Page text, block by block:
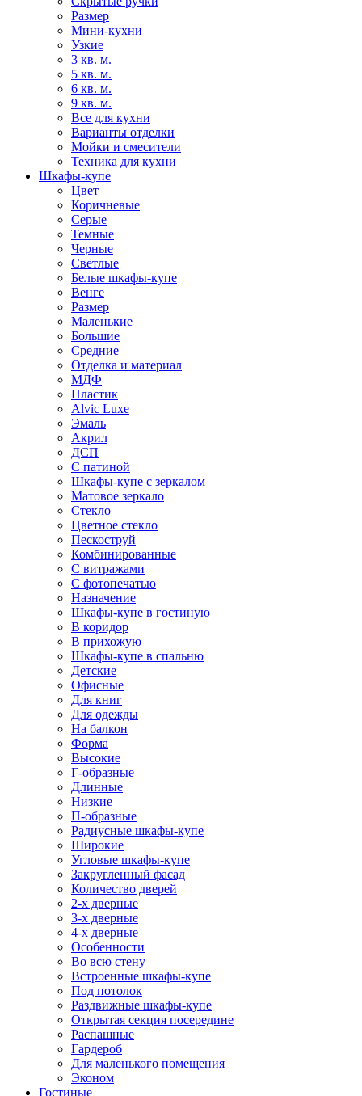
Размер
Мини-кухни
Узкие
3 кв. м.
5 кв. м.
6 кв. м.
9 кв. м.
Все для кухни
Варианты отделки
Мойки и смесители
Техника для кухни
Шкафы-купе
Цвет
Коричневые
Серые
Темные
Черные
Светлые
Белые шкафы-купе
Венге
Размер
Маленькие
Большие
Средние
Отделка и материал
МДФ
Пластик
Alvic Luxe
Эмаль
Акрил
ДСП
С патиной
Шкафы-купе с зеркалом
Матовое зеркало
Стекло
Цветное стекло
Пескоструй
Комбинированные
С витражами
С фотопечатью
Назначение
Шкафы-купе в гостиную
В коридор
В прихожую
Шкафы-купе в спальню
Детские
Офисные
Для книг
Для одежды
На балкон
Форма
Высокие
Г-образные
Длинные
Низкие
П-образные
Радиусные шкафы-купе
Широкие
Угловые шкафы-купе
Закругленный фасад
Количество дверей
2-х дверные
3-х дверные
4-х дверные
Особенности
Во всю стену
Встроенные шкафы-купе
Под потолок
Раздвижные шкафы-купе
Открытая секция посередине
Распашные
Гардероб
Для маленького помещения
Эконом
Гостиные